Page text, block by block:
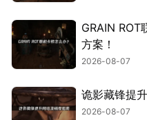
GRAIN ROT
方案！
2026-08-07
诡影藏锋提
2026-08-07